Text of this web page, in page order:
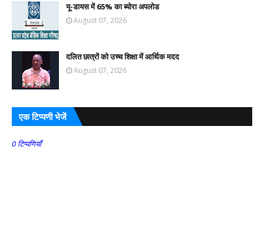
यू-डायस में 65% का ब्योरा अपलोड
August 07, 2026
दलित छात्रों को उच्च शिक्षा में आर्थिक मदद
August 07, 2026
एक टिप्पणी भेजें
0 टिप्पणियाँ